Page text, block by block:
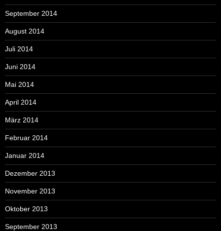
September 2014
August 2014
Juli 2014
Juni 2014
Mai 2014
April 2014
März 2014
Februar 2014
Januar 2014
Dezember 2013
November 2013
Oktober 2013
September 2013